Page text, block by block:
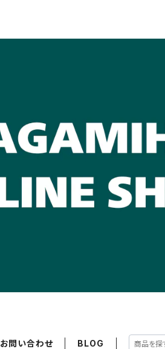
お問い合わせ BLOG